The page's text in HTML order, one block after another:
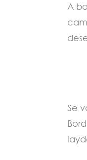
A
Se